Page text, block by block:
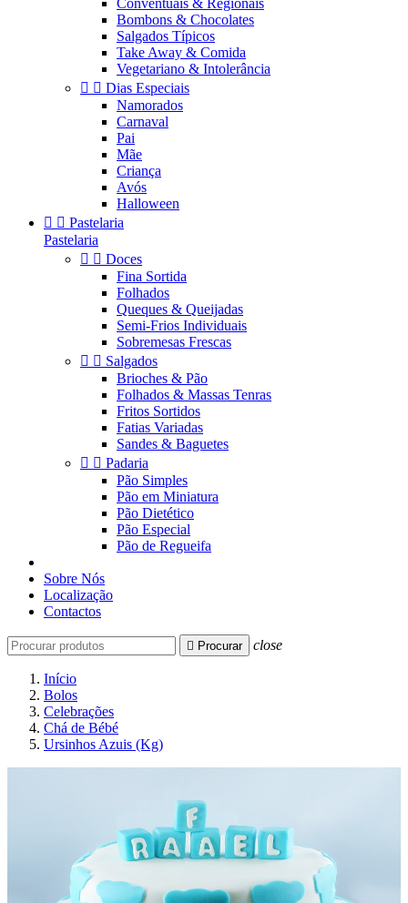
Conventuais & Regionais
Bombons & Chocolates
Salgados Típicos
Take Away & Comida
Vegetariano & Intolerância
  Dias Especiais
Namorados
Carnaval
Pai
Mãe
Criança
Avós
Halloween
  Pastelaria
Pastelaria
  Doces
Fina Sortida
Folhados
Queques & Queijadas
Semi-Frios Individuais
Sobremesas Frescas
  Salgados
Brioches & Pão
Folhados & Massas Tenras
Fritos Sortidos
Fatias Variadas
Sandes & Baguetes
  Padaria
Pão Simples
Pão em Miniatura
Pão Dietético
Pão Especial
Pão de Regueifa
Sobre Nós
Localização
Contactos
 Procurar close
Início
Bolos
Celebrações
Chá de Bébé
Ursinhos Azuis (Kg)